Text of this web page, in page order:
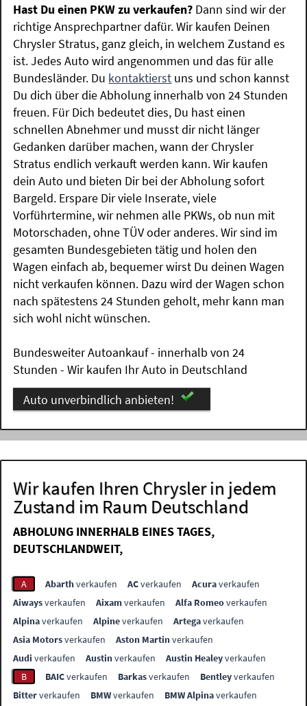
Hast Du einen PKW zu verkaufen? Dann sind wir der
richtige Ansprechpartner dafür. Wir kaufen Deinen
Chrysler Stratus, ganz gleich, in welchem Zustand es
ist. Jedes Auto wird angenommen und das für alle
Bundesländer. Du kontaktierst uns und schon kannst
Du dich über die Abholung innerhalb von 24 Stunden
freuen. Für Dich bedeutet dies, Du hast einen
schnellen Abnehmer und musst dir nicht länger
Gedanken darüber machen, wann der Chrysler
Stratus endlich verkauft werden kann. Wir kaufen
dein Auto und bieten Dir bei der Abholung sofort
Bargeld. Erspare Dir viele Inserate, viele
Vorführtermine, wir nehmen alle PKWs, ob nun mit
Motorschaden, ohne TÜV oder anderes. Wir sind im
gesamten Bundesgebieten tätig und holen den
Wagen einfach ab, bequemer wirst Du deinen Wagen
nicht verkaufen können. Dazu wird der Wagen schon
nach spätestens 24 Stunden geholt, mehr kann man
sich wohl nicht wünschen.
Bundesweiter Autoankauf - innerhalb von 24
Stunden - Wir kaufen Ihr Auto in Deutschland
Auto unverbindlich anbieten!
Wir kaufen Ihren Chrysler in jedem
Zustand im Raum Deutschland
ABHOLUNG INNERHALB EINES TAGES,
DEUTSCHLANDWEIT,
A Abarthverkaufen ACverkaufen Acuraverkaufen
Aiwaysverkaufen Aixamverkaufen Alfa Romeoverkaufen
Alpinaverkaufen Alpineverkaufen Artegaverkaufen
Asia Motorsverkaufen Aston Martinverkaufen
Audi verkaufen Austinverkaufen Austin Healeyverkaufen
B
BAICverkaufen Barkasverkaufen Bentleyverkaufen
Bitterverkaufen BMWverkaufen BMW Alpinaverkaufen